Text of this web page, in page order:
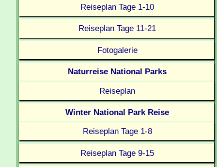
Reiseplan Tage 1-10
Reiseplan Tage 11-21
Fotogalerie
Naturreise National Parks
Reiseplan
Winter National Park Reise
Reiseplan Tage 1-8
Reiseplan Tage 9-15